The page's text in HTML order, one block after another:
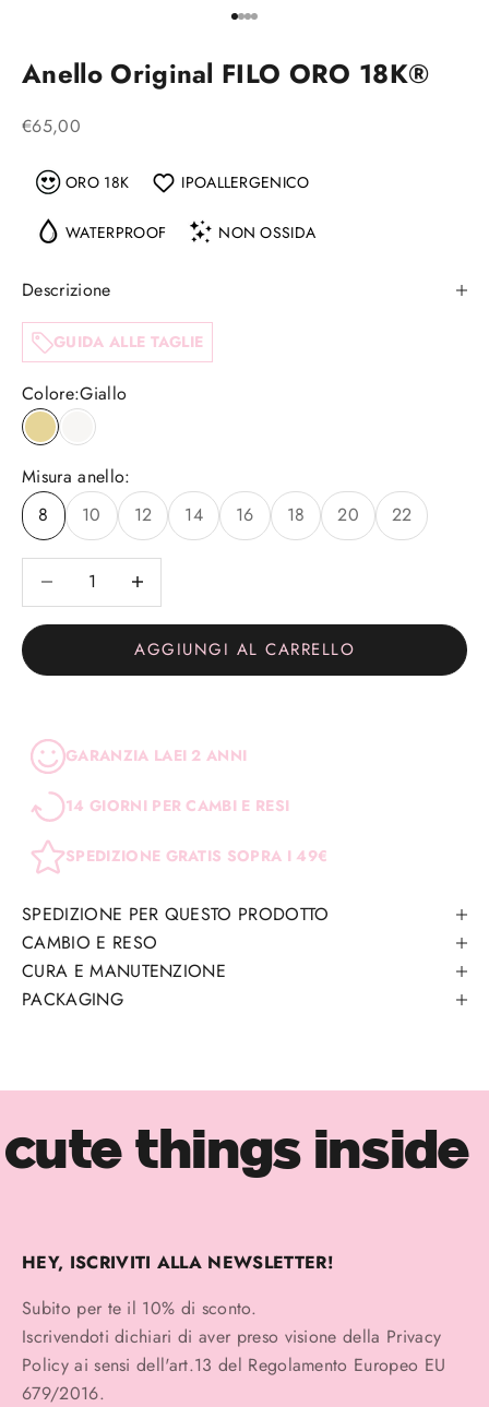
Vai all'articolo 1
Vai all'articolo 2
Vai all'articolo 3
Vai all'articolo 4
Anello Original FILO ORO 18K®
Prezzo scontato
€65,00
ORO 18K IPOALLERGENICO
WATERPROOF NON OSSIDA
Descrizione
GUIDA ALLE TAGLIE
Colore:Giallo
GialloBianco
Misura anello:
8
10 12 14 16 18 20 22
Diminuisci quantitàDiminuisci quantità
AGGIUNGI AL CARRELLO
GARANZIA LAEI 2 ANNI
14 GIORNI PER CAMBI E RESI
SPEDIZIONE GRATIS SOPRA I 49€
SPEDIZIONE PER QUESTO PRODOTTO
CAMBIO E RESO
CURA E MANUTENZIONE
PACKAGING
cute things inside
HEY, ISCRIVITI ALLA NEWSLETTER!
Subito per te il 10% di sconto.
Iscrivendoti dichiari di aver preso visione della Privacy
Policyai sensi dell'art.13 del Regolamento Europeo EU
679/2016.